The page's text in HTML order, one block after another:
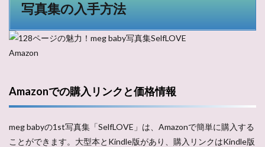
写真集の入手方法
Amazon
Amazonでの購入リンクと価格情報
meg babyの1st写真集「SelfLOVE」は、Amazonで簡単に購入する
ことができます。大型本とKindle版があり、購入リンクはKindle版